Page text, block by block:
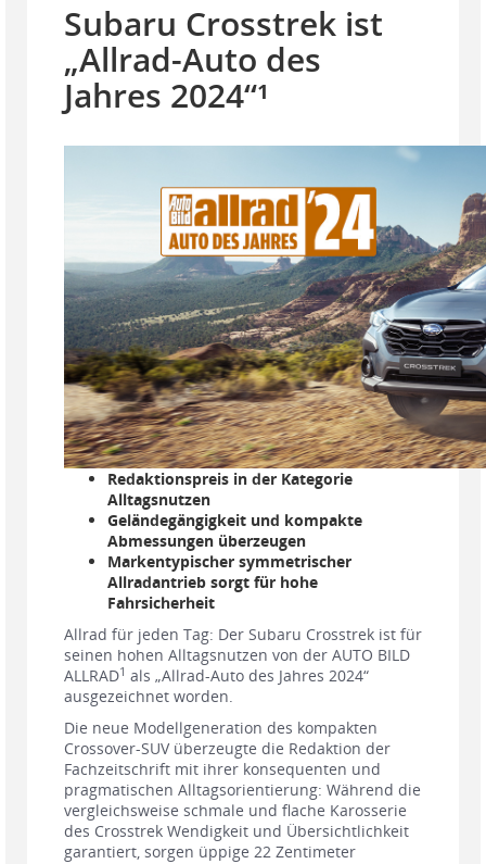
Subaru Crosstrek ist
„Allrad-Auto des
Jahres 2024“¹
Redaktionspreis in der Kategorie
Alltagsnutzen
Geländegängigkeit und kompakte
Abmessungen überzeugen
Markentypischer symmetrischer
Allradantrieb sorgt für hohe
Fahrsicherheit
Allrad für jeden Tag: Der Subaru Crosstrek ist für
seinen hohen Alltagsnutzen von der AUTO BILD
ALLRAD1 als „Allrad-Auto des Jahres 2024“
ausgezeichnet worden.
Die neue Modellgeneration des kompakten
Crossover-SUV überzeugte die Redaktion der
Fachzeitschrift mit ihrer konsequenten und
pragmatischen Alltagsorientierung: Während die
vergleichsweise schmale und flache Karosserie
des Crosstrek Wendigkeit und Übersichtlichkeit
garantiert, sorgen üppige 22 Zentimeter